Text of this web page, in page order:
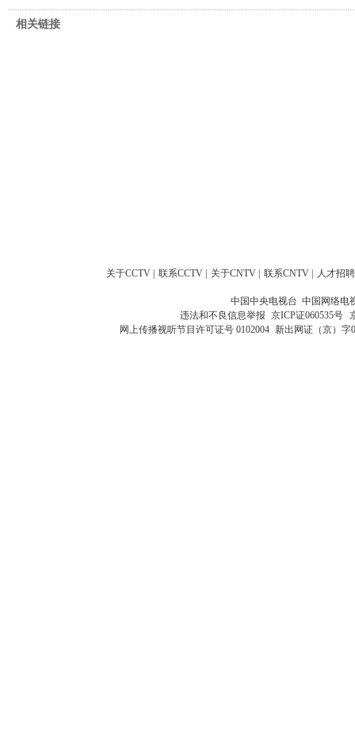
相关链接
关于CCTV 联系CCTV 关于CNTV 联系CNTV 人才招聘
中国中央电视台 中国网络电
违法和不良信息举报 京ICP证060535号
网上传播视听节目许可证号 0102004 新出网证（京）